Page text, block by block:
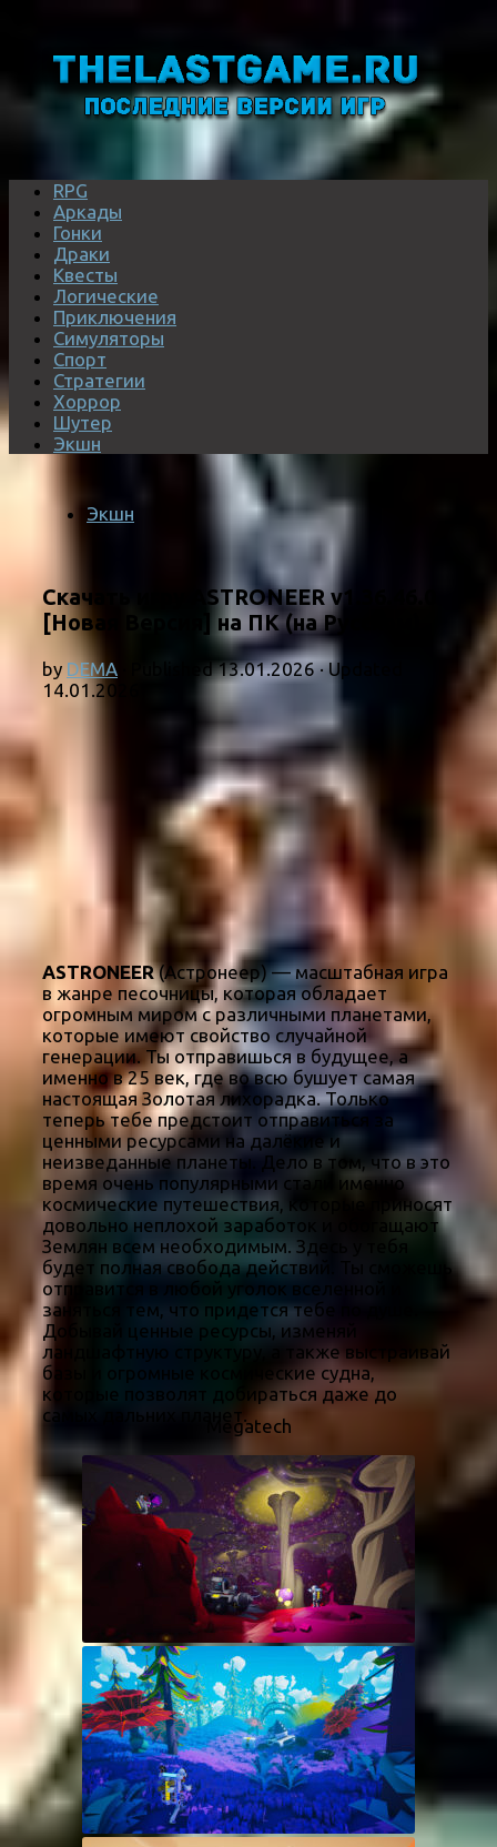
RPG
Аркады
Гонки
Драки
Квесты
Логические
Приключения
Симуляторы
Спорт
Стратегии
Хоррор
Шутер
Экшн
Экшн
Скачать игру ASTRONEER v1.36.46.0
[Новая Версия] на ПК (на Русском)
by DEMA · Published13.01.2026· Updated
14.01.2026
ASTRONEER(Астронеер) — масштабная игра
в жанре песочницы, которая обладает
огромным миром с различными планетами,
которые имеют свойство случайной
генерации. Ты отправишься в будущее, а
именно в 25 век, где во всю бушует самая
настоящая Золотая лихорадка. Только
теперь тебе предстоит отправиться за
ценными ресурсами на далёкие и
неизведанные планеты. Дело в том, что в это
время очень популярными стали именно
космические путешествия, которые приносят
довольно неплохой заработок и обогащают
Землян всем необходимым. Здесь у тебя
будет полная свобода действий. Ты сможешь
отправится в любой уголок вселенной и
заняться тем, что придется тебе по душе.
Добывай ценные ресурсы, изменяй
ландшафтную структуру, а также выстраивай
базы и огромные космические судна,
которые позволят добираться даже до
самых дальних планет.
Megatech